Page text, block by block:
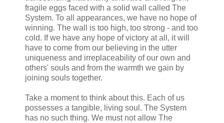
fragile eggs faced with a solid wall called The
System. To all appearances, we have no hope of
winning. The wall is too high, too strong - and too
cold. If we have any hope of victory at all, it will
have to come from our believing in the utter
uniqueness and irreplaceability of our own and
others' souls and from the warmth we gain by
joining souls together.
Take a moment to think about this. Each of us
possesses a tangible, living soul. The System
has no such thing. We must not allow The